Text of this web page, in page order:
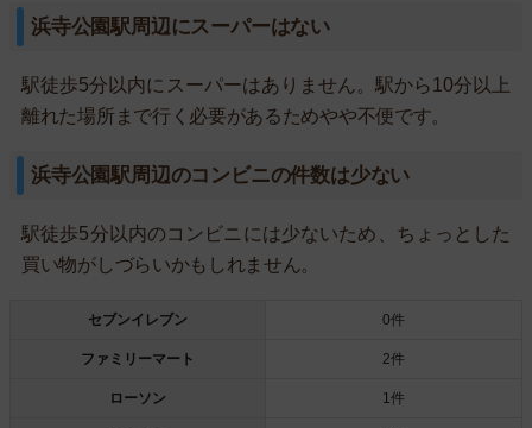
浜寺公園駅周辺にスーパーはない
駅徒歩5分以内にスーパーはありません。駅から10分以上
離れた場所まで行く必要があるためやや不便です。
浜寺公園駅周辺のコンビニの件数は少ない
駅徒歩5分以内のコンビニには少ないため、ちょっとした
買い物がしづらいかもしれません。
セブンイレブン 0件
ファミリーマート 2件
ローソン 1件